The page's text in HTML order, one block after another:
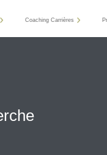
Coaching Carrières